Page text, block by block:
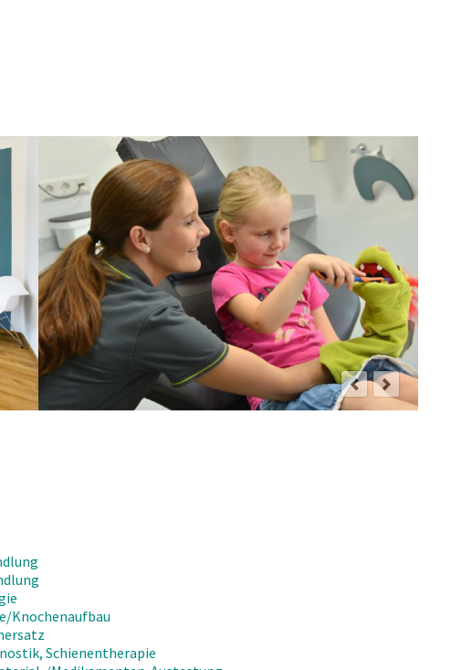
Knochenaufbau
Schienentherapie